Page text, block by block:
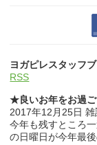
ヨガピレスタッフ
RSS
★良いお年をお過
2017年12月25日 雑
今年も残すところ
の日曜日が今年最